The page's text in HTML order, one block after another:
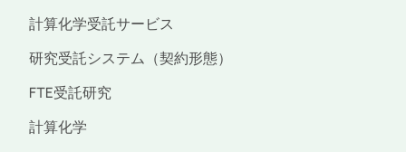
計算化学受託サービス
研究受託システム（契約形態）
FTE受託研究
計算化学